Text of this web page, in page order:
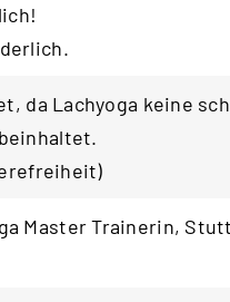
da Lachyoga keine
)
Master Trainerin,